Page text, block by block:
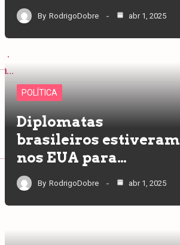
By RodrigoDobre abr 1, 2025
POLÍTICA
Diplomatas
brasileiros estiveram
nos EUA para…
By RodrigoDobre abr 1, 2025